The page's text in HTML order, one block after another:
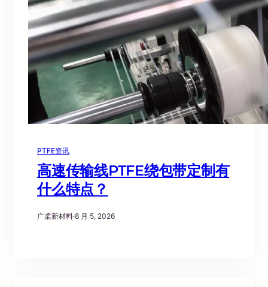
PTFE资讯
高速传输线PTFE绕包带定制有
什么特点？
广柔新材料·8 月 5, 2026